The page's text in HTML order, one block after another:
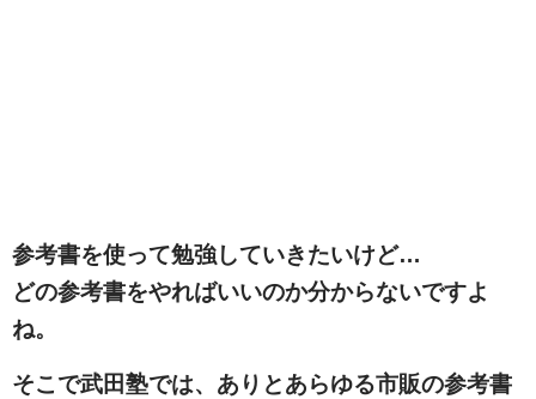
参考書を使って勉強していきたいけど…
どの参考書をやればいいのか分からないですよ
ね。
そこで武田塾では、ありとあらゆる市販の参考書